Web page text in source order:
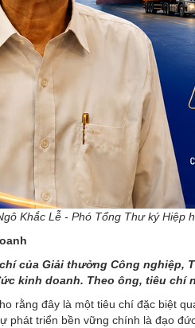
Khắc Lễ - Phó Tổng Thư ký Hiệp
của Giải thưởng Công nghiệp,
kinh doanh. Theo ông, tiêu chí
rằng đây là một tiêu chí đặc biệt
phát triển bền vững chính là đạo